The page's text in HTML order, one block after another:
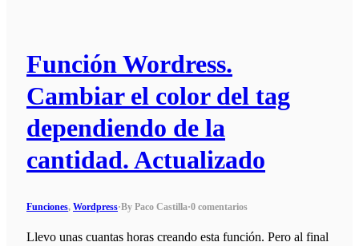
Función Wordress.
Cambiar el color del tag
dependiendo de la
cantidad. Actualizado
Funciones, Wordpress·By Paco Castilla·0 comentarios
Llevo unas cuantas horas creando esta función. Pero al final